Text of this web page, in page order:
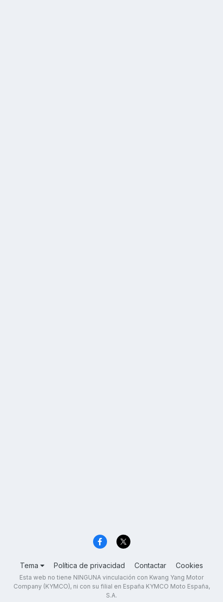
Tema Política de privacidad Contactar Cookies
Esta web no tiene NINGUNA vinculación con Kwang Yang Motor
Company (KYMCO), ni con su filial en España KYMCO Moto España,
S.A.